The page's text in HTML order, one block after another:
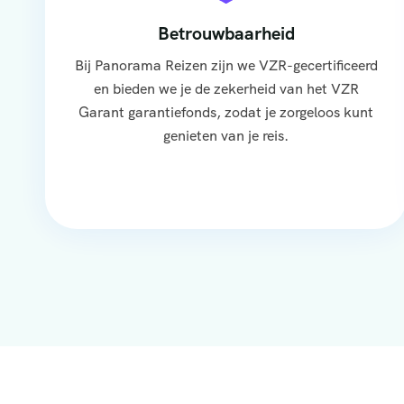
Betrouwbaarheid
Bij Panorama Reizen zijn we VZR-gecertificeerd
en bieden we je de zekerheid van het VZR
Garant garantiefonds, zodat je zorgeloos kunt
genieten van je reis.